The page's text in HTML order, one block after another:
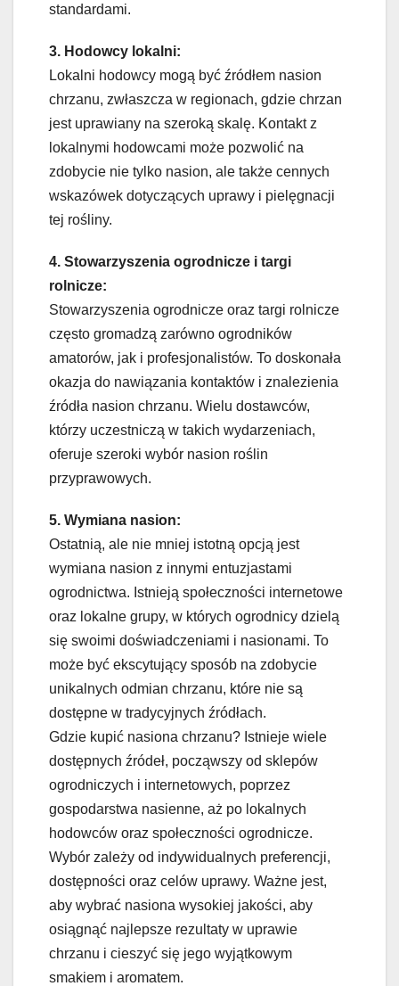
standardami.
3. Hodowcy lokalni:
Lokalni hodowcy mogą być źródłem nasion
chrzanu, zwłaszcza w regionach, gdzie chrzan
jest uprawiany na szeroką skalę. Kontakt z
lokalnymi hodowcami może pozwolić na
zdobycie nie tylko nasion, ale także cennych
wskazówek dotyczących uprawy i pielęgnacji
tej rośliny.
4. Stowarzyszenia ogrodnicze i targi
rolnicze:
Stowarzyszenia ogrodnicze oraz targi rolnicze
często gromadzą zarówno ogrodników
amatorów, jak i profesjonalistów. To doskonała
okazja do nawiązania kontaktów i znalezienia
źródła nasion chrzanu. Wielu dostawców,
którzy uczestniczą w takich wydarzeniach,
oferuje szeroki wybór nasion roślin
przyprawowych.
5. Wymiana nasion:
Ostatnią, ale nie mniej istotną opcją jest
wymiana nasion z innymi entuzjastami
ogrodnictwa. Istnieją społeczności internetowe
oraz lokalne grupy, w których ogrodnicy dzielą
się swoimi doświadczeniami i nasionami. To
może być ekscytujący sposób na zdobycie
unikalnych odmian chrzanu, które nie są
dostępne w tradycyjnych źródłach.
Gdzie kupić nasiona chrzanu? Istnieje wiele
dostępnych źródeł, począwszy od sklepów
ogrodniczych i internetowych, poprzez
gospodarstwa nasienne, aż po lokalnych
hodowców oraz społeczności ogrodnicze.
Wybór zależy od indywidualnych preferencji,
dostępności oraz celów uprawy. Ważne jest,
aby wybrać nasiona wysokiej jakości, aby
osiągnąć najlepsze rezultaty w uprawie
chrzanu i cieszyć się jego wyjątkowym
smakiem i aromatem.